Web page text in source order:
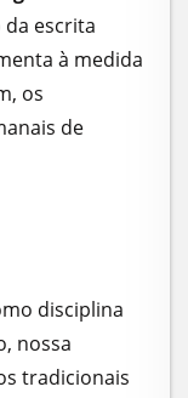
escrita
à medida
os
de
disciplina
nossa
tradicionais